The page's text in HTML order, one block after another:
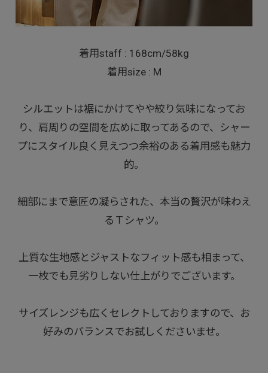
着用staff : 168cm/58kg
着用size : M
シルエットは裾にかけてやや絞り気味になってお
り、肩周りの空間を広めに取ってあるので、シャー
プにスタイル良く見えつつ余裕のある着用感も魅力
的。
細部にまで意匠の凝らされた、本当の贅沢が味わえ
るＴシャツ。
上質な生地感とジャストなフィット感も相まって、
一枚でも見劣りしない仕上がりでございます。
サイズレンジも広くセレクトしておりますので、お
好みのバランスでお試しくださいませ。